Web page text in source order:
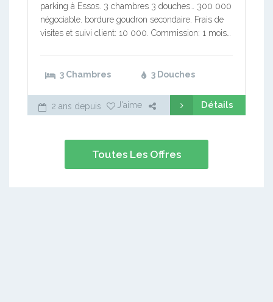
parking à Essos. 3 chambres 3 douches… 300 000
négociable. bordure goudron secondaire. Frais de
visites et suivi client: 10 000. Commission: 1 mois…
3 Chambres 3 Douches
2 ans depuis J'aime Détails
Toutes Les Offres